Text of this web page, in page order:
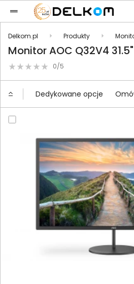
Delkom.pl Produkty
Monitor AOC Q32V4
0/5
Dedykowane opcje